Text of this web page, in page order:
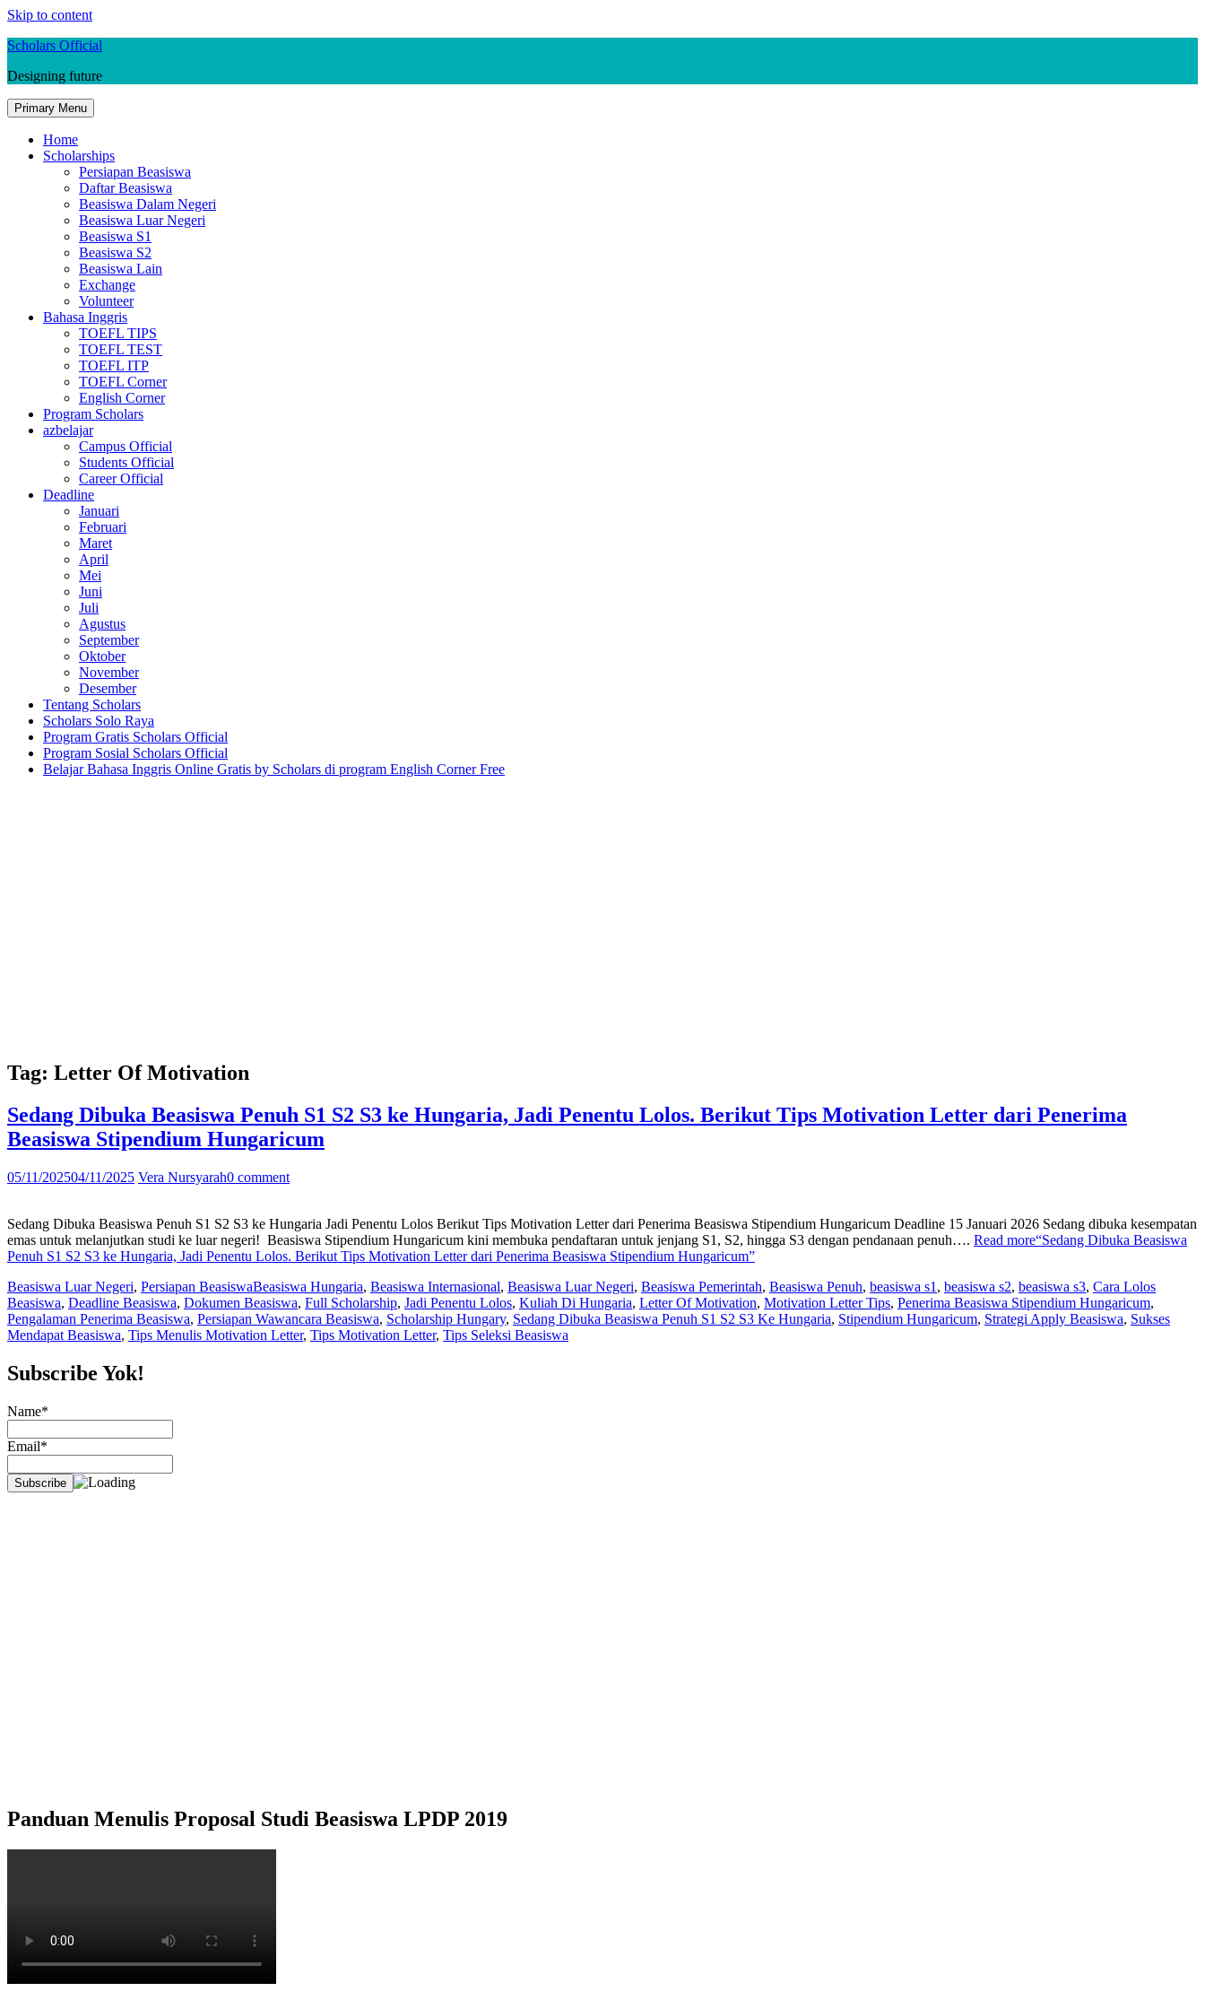
Skip to content
Scholars Official
Designing future
Primary Menu
Home
Scholarships
Persiapan Beasiswa
Daftar Beasiswa
Beasiswa Dalam Negeri
Beasiswa Luar Negeri
Beasiswa S1
Beasiswa S2
Beasiswa Lain
Exchange
Volunteer
Bahasa Inggris
TOEFL TIPS
TOEFL TEST
TOEFL ITP
TOEFL Corner
English Corner
Program Scholars
azbelajar
Campus Official
Students Official
Career Official
Deadline
Januari
Februari
Maret
April
Mei
Juni
Juli
Agustus
September
Oktober
November
Desember
Tentang Scholars
Scholars Solo Raya
Program Gratis Scholars Official
Program Sosial Scholars Official
Belajar Bahasa Inggris Online Gratis by Scholars di program English Corner Free
Tag: Letter Of Motivation
Sedang Dibuka Beasiswa Penuh S1 S2 S3 ke Hungaria, Jadi Penentu Lolos. Berikut Tips Motivation Letter dari Penerima
Beasiswa Stipendium Hungaricum
05/11/202504/11/2025 Vera Nursyarah0 comment
Sedang Dibuka Beasiswa Penuh S1 S2 S3 ke Hungaria Jadi Penentu Lolos Berikut Tips Motivation Letter dari Penerima Beasiswa Stipendium Hungaricum Deadline 15 Januari 2026 Sedang dibuka kesempatan
emas untuk melanjutkan studi ke luar negeri! Beasiswa Stipendium Hungaricum kini membuka pendaftaran untuk jenjang S1, S2, hingga S3 dengan pendanaan penuh…. Read more“Sedang Dibuka Beasiswa
Penuh S1 S2 S3 ke Hungaria, Jadi Penentu Lolos. Berikut Tips Motivation Letter dari Penerima Beasiswa Stipendium Hungaricum”
Beasiswa Luar Negeri, Persiapan BeasiswaBeasiswa Hungaria, Beasiswa Internasional, Beasiswa Luar Negeri, Beasiswa Pemerintah, Beasiswa Penuh, beasiswa s1 , beasiswa s2, beasiswa s3, Cara Lolos
Beasiswa, Deadline Beasiswa, Dokumen Beasiswa, Full Scholarship, Jadi Penentu Lolos, Kuliah Di Hungaria, Letter Of Motivation, Motivation Letter Tips, Penerima Beasiswa Stipendium Hungaricum,
Pengalaman Penerima Beasiswa, Persiapan Wawancara Beasiswa, Scholarship Hungary, Sedang Dibuka Beasiswa Penuh S1 S2 S3 Ke Hungaria, Stipendium Hungaricum, Strategi Apply Beasiswa, Sukses
Mendapat Beasiswa, Tips Menulis Motivation Letter, Tips Motivation Letter, Tips Seleksi Beasiswa
Subscribe Yok!
Name*
Email*
Panduan Menulis Proposal Studi Beasiswa LPDP 2019